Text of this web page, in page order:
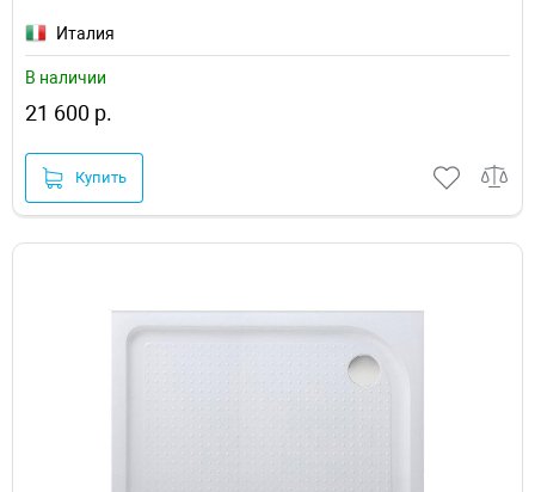
Италия
В наличии
21 600 р.
Купить